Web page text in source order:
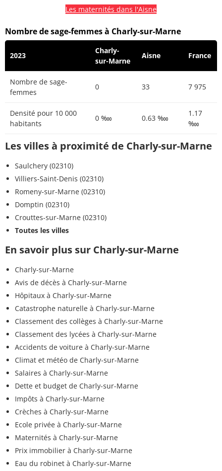
Les maternités dans l'Aisne
Nombre de sage-femmes à Charly-sur-Marne
2023
Charly-
sur-Marne
Aisne France
Nombre de sage-
femmes
0 33 7 975
Densité pour 10 000
habitants
0 ‱ 0.63 ‱
1.17
‱
Les villes à proximité de Charly-sur-Marne
Saulchery (02310)
Villiers-Saint-Denis (02310)
Romeny-sur-Marne (02310)
Domptin (02310)
Crouttes-sur-Marne (02310)
Toutes les villes
En savoir plus sur Charly-sur-Marne
Charly-sur-Marne
Avis de décès à Charly-sur-Marne
Hôpitaux à Charly-sur-Marne
Catastrophe naturelle à Charly-sur-Marne
Classement des collèges à Charly-sur-Marne
Classement des lycées à Charly-sur-Marne
Accidents de voiture à Charly-sur-Marne
Climat et météo de Charly-sur-Marne
Salaires à Charly-sur-Marne
Dette et budget de Charly-sur-Marne
Impôts à Charly-sur-Marne
Crèches à Charly-sur-Marne
Ecole privée à Charly-sur-Marne
Maternités à Charly-sur-Marne
Prix immobilier à Charly-sur-Marne
Eau du robinet à Charly-sur-Marne